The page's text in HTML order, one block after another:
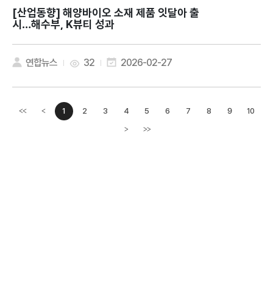
[산업동향]
시…해수부, K뷰티 성과
연합뉴스 32 2026-02-27
<< <이전페이지
1 2 3 4 5 6 7 8 9 10
>다음페이지
>>